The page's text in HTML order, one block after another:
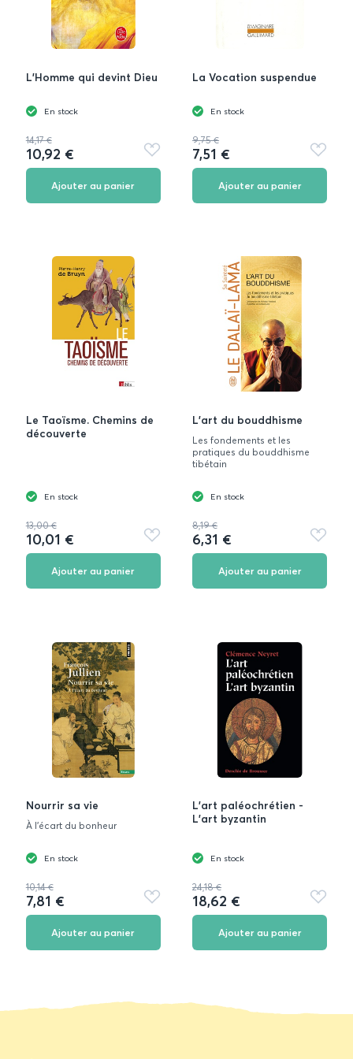
L'Homme qui devint Dieu
En stock
14,17 €
10,92 €
Ajouter
aux
Ajouter au panier
La Vocation suspendue
En stock
9,75 €
7,51 €
Ajouter
aux
Ajouter au panier
Le Taoïsme. Chemins de
découverte
En stock
13,00 €
10,01 €
Ajouter
aux
Ajouter au panier
L'art du bouddhisme
Les fondements et les
pratiques du bouddhisme
tibétain
En stock
8,19 €
6,31 €
Ajouter
aux
Ajouter au panier
Nourrir sa vie
À l'écart du bonheur
En stock
10,14 €
7,81 €
Ajouter
aux
Ajouter au panier
L'art paléochrétien -
L'art byzantin
En stock
24,18 €
18,62 €
Ajouter
aux
Ajouter au panier